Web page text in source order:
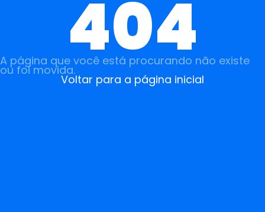
404
A página que você está procurando não existe
ou foi movida.
Voltar para a página inicial